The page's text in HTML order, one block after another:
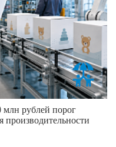
рублей порог